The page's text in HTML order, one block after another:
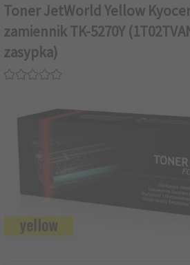
Toner JetWorld Yellow
zamiennik TK-5270Y
zasypka)